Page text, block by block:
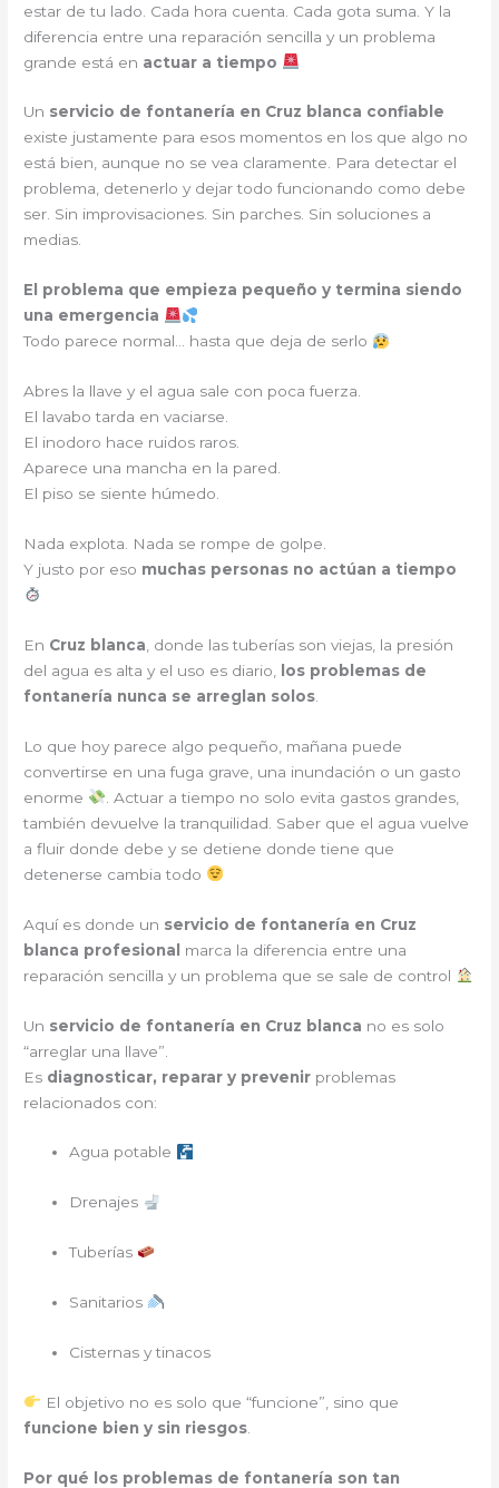
estar de tu lado. Cada hora cuenta. Cada gota suma. Y la
diferencia entre una reparación sencilla y un problema
grande está en actuar a tiempo
Un servicio de fontanería en Cruz blanca confiable
existe justamente para esos momentos en los que algo no
está bien, aunque no se vea claramente. Para detectar el
problema, detenerlo y dejar todo funcionando como debe
ser. Sin improvisaciones. Sin parches. Sin soluciones a
medias.
El problema que empieza pequeño y termina siendo
una emergencia
Todo parece normal… hasta que deja de serlo
Abres la llave y el agua sale con poca fuerza.
El lavabo tarda en vaciarse.
El inodoro hace ruidos raros.
Aparece una mancha en la pared.
El piso se siente húmedo.
Nada explota. Nada se rompe de golpe.
Y justo por eso muchas personas no actúan a tiempo
En Cruz blanca , donde las tuberías son viejas, la presión
del agua es alta y el uso es diario,
los problemas de
fontanería nunca se arreglan solos
Lo que hoy parece algo pequeño, mañana puede
convertirse en una fuga grave, una inundación o un gasto
enorme
. Actuar a tiempo no solo evita gastos grandes,
también devuelve la tranquilidad. Saber que el agua vuelve
a fluir donde debe y se detiene donde tiene que
detenerse cambia todo
Aquí es donde un servicio de fontanería en Cruz
blanca profesional
marca la diferencia entre una
reparación sencilla y un problema que se sale de control
Un servicio de fontanería en Cruz blanca no es solo
“arreglar una llave”.
Es diagnosticar, reparar y prevenir problemas
relacionados con:
Agua potable
Drenajes
Tuberías
Sanitarios
Cisternas y tinacos
El objetivo no es solo que “funcione”, sino que
funcione bien y sin riesgos
Por qué los problemas de fontanería son tan